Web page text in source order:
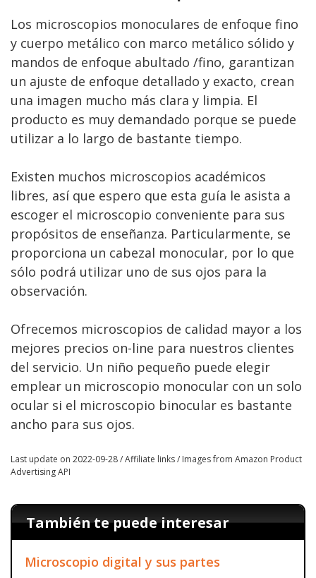
Los microscopios monoculares de enfoque fino
y cuerpo metálico con marco metálico sólido y
mandos de enfoque abultado /fino, garantizan
un ajuste de enfoque detallado y exacto, crean
una imagen mucho más clara y limpia. El
producto es muy demandado porque se puede
utilizar a lo largo de bastante tiempo.
Existen muchos microscopios académicos
libres, así que espero que esta guía le asista a
escoger el microscopio conveniente para sus
propósitos de enseñanza. Particularmente, se
proporciona un cabezal monocular, por lo que
sólo podrá utilizar uno de sus ojos para la
observación.
Ofrecemos microscopios de calidad mayor a los
mejores precios on-line para nuestros clientes
del servicio. Un niño pequeño puede elegir
emplear un microscopio monocular con un solo
ocular si el microscopio binocular es bastante
ancho para sus ojos.
Last update on 2022-09-28 / Affiliate links / Images from Amazon Product
Advertising API
También te puede interesar
Microscopio digital y sus partes